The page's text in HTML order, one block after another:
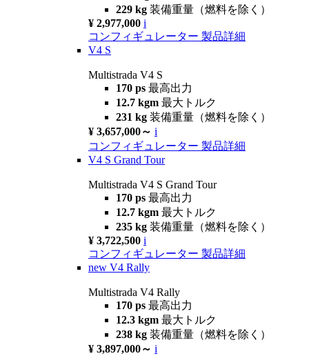
229 kg 装備重量（燃料を除く）
¥ 2,977,000 i
コンフィギュレーター 製品詳細
V4 S
Multistrada V4 S
170 ps 最高出力
12.7 kgm 最大トルク
231 kg 装備重量（燃料を除く）
¥ 3,657,000～ i
コンフィギュレーター 製品詳細
V4 S Grand Tour
Multistrada V4 S Grand Tour
170 ps 最高出力
12.7 kgm 最大トルク
235 kg 装備重量（燃料を除く）
¥ 3,722,500 i
コンフィギュレーター 製品詳細
new V4 Rally
Multistrada V4 Rally
170 ps 最高出力
12.3 kgm 最大トルク
238 kg 装備重量（燃料を除く）
¥ 3,897,000～ i